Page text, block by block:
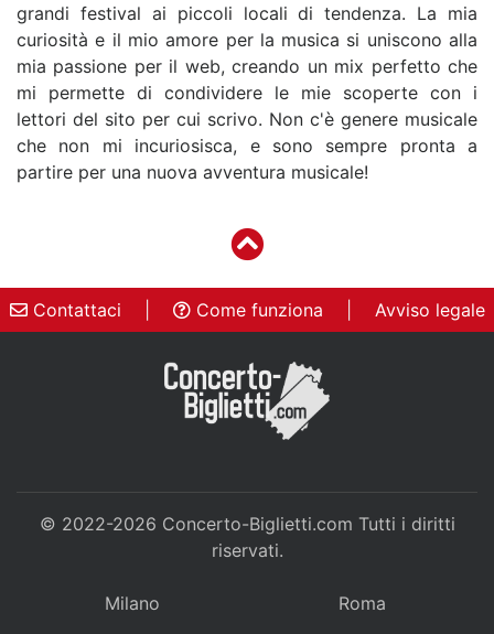
grandi festival ai piccoli locali di tendenza. La mia
curiosità e il mio amore per la musica si uniscono alla
mia passione per il web, creando un mix perfetto che
mi permette di condividere le mie scoperte con i
lettori del sito per cui scrivo. Non c'è genere musicale
che non mi incuriosisca, e sono sempre pronta a
partire per una nuova avventura musicale!
Contattaci Come funziona Avviso legale
© 2022-2026 Concerto-Biglietti.com Tutti i diritti
riservati.
Milano Roma